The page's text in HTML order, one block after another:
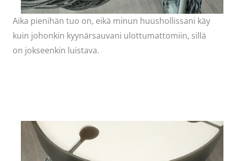
Aika pienihän tuo on, eikä minun huushollissani käy
kuin johonkin kyynärsauvani ulottumattomiin, sillä
on jokseenkin luistava.